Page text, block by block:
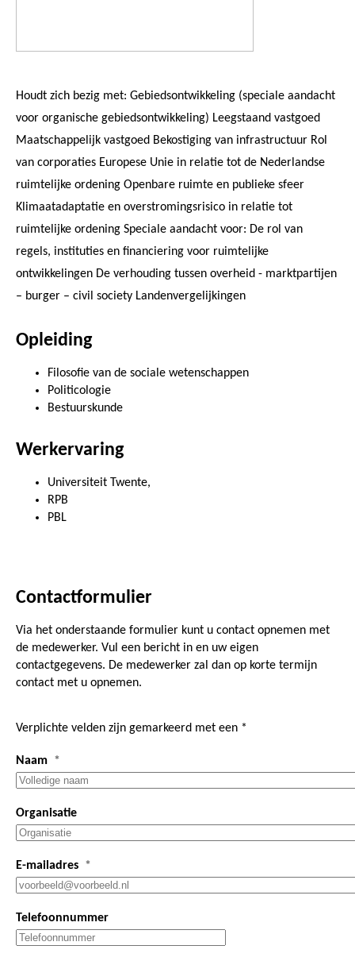
Houdt zich bezig met: Gebiedsontwikkeling (speciale aandacht
voor organische gebiedsontwikkeling) Leegstaand vastgoed
Maatschappelijk vastgoed Bekostiging van infrastructuur Rol
van corporaties Europese Unie in relatie tot de Nederlandse
ruimtelijke ordening Openbare ruimte en publieke sfeer
Klimaatadaptatie en overstromingsrisico in relatie tot
ruimtelijke ordening Speciale aandacht voor: De rol van
regels, instituties en financiering voor ruimtelijke
ontwikkelingen De verhouding tussen overheid - marktpartijen
– burger – civil society Landenvergelijkingen
Opleiding
Filosofie van de sociale wetenschappen
Politicologie
Bestuurskunde
Werkervaring
Universiteit Twente,
RPB
PBL
Contactformulier
Via het onderstaande formulier kunt u contact opnemen met
de medewerker. Vul een bericht in en uw eigen
contactgegevens. De medewerker zal dan op korte termijn
contact met u opnemen.
Verplichte velden zijn gemarkeerd met een *
Naam
Organisatie
E-mailadres
Telefoonnummer